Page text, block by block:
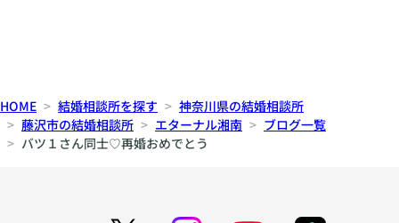
HOME 結婚相談所を探す
神奈川県の結婚相談所
藤沢市の結婚相談所
エターナル湘南
ブログ一覧
バツ１さん同士♡再婚おめでとう